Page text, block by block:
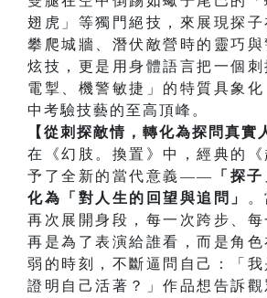
翅虎」等獨門絕技，來展現探子
攀爬城牆、潛伏敵營時的靈巧
炫技，更是用身體語言把一個
電掣、機警敏捷」的特質具象
中考驗技藝的至高頂峰。
【從刺探敵情，轉化為探問真實
在《幻肢。換置》中，經典的
予了全新的當代意義——
「探
化為「對人生的回望與追問」
再次展開身段，每一次跨步、
再是為了表演給誰看，而是角
弱的時刻，不斷逼問自己：「
證明自己活著？」作品想告訴